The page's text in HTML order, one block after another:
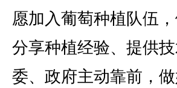
愿加入葡萄种植队伍
分享种植经验、提供
委、政府主动靠前，